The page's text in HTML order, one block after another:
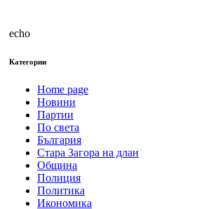
echo
Категории
Home page
Новини
Партии
По света
България
Стара Загора на длан
Община
Полиция
Политика
Икономика